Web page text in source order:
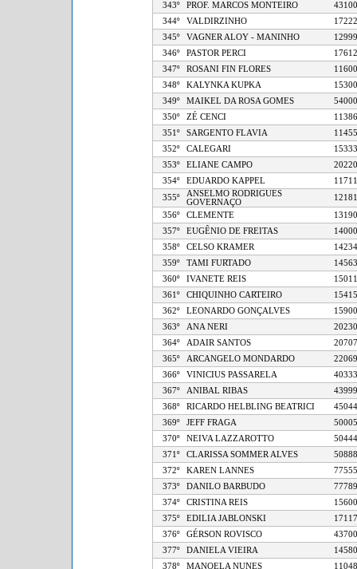
343º
PROF. MARCOS MONTEIRO
344º
VALDIRZINHO
345º
VAGNER ALOY - MANINHO
346º
PASTOR PERCI
347º
ROSANI FIN FLORES
348º
KALYNKA KUPKA
349º
MAIKEL DA ROSA GOMES
350º
ZÉ CENCI
351º
SARGENTO FLAVIA
352º
CALEGARI
353º
ELIANE CAMPO
354º
EDUARDO KAPPEL
355º
ANSELMO RODRIGUES
GOVERNAÇO
356º
CLEMENTE
357º
EUGÊNIO DE FREITAS
358º
CELSO KRAMER
359º
TAMI FURTADO
360º
IVANETE REIS
361º
CHIQUINHO CARTEIRO
362º
LEONARDO GONÇALVES
363º
ANA NERI
364º
ADAIR SANTOS
365º
ARCANGELO MONDARDO
366º
VINICIUS PASSARELA
367º
ANIBAL RIBAS
368º
RICARDO HELBLING BEATRICI
369º
JEFF FRAGA
370º
NEIVA LAZZAROTTO
371º
CLARISSA SOMMER ALVES
372º
KAREN LANNES
373º
DANILO BARBUDO
374º
CRISTINA REIS
375º
EDILIA JABLONSKI
376º
GÉRSON ROVISCO
377º
DANIELA VIEIRA
378º
MANOELA NUNES